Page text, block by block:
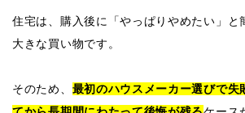
住宅は、購入後に「やっぱりやめたい」と
大きな買い物です。
そのため、 最初のハウスメーカー選びで失